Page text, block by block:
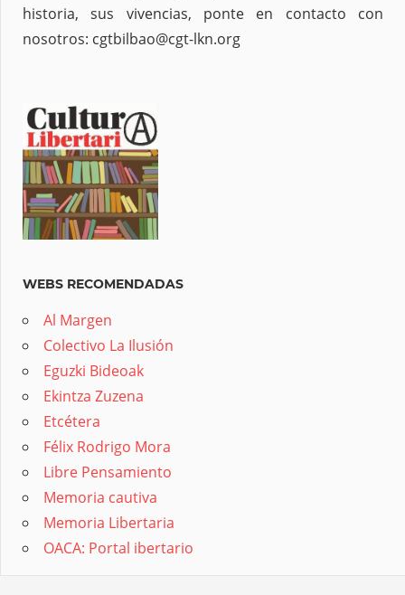
historia, sus vivencias, ponte en contacto con
nosotros: cgtbilbao@cgt-lkn.org
WEBS RECOMENDADAS
Al Margen
Colectivo La Ilusión
Eguzki Bideoak
Ekintza Zuzena
Etcétera
Félix Rodrigo Mora
Libre Pensamiento
Memoria cautiva
Memoria Libertaria
OACA: Portal ibertario